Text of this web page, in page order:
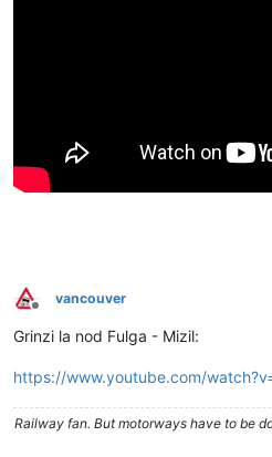
Deconectat
vancouver
Grinzi la nod Fulga - Mizil:
https://www.youtube.com/
Railway fan. But motorways have to be